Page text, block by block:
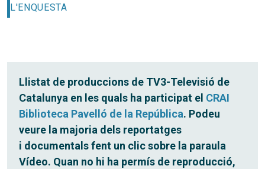
L'ENQUESTA
Llistat de produccions de TV3-Televisió de
Catalunya en les quals ha participat el CRAI
Biblioteca Pavelló de la República. Podeu
veure la majoria dels reportatges
i documentals fent un clic sobre la paraula
Vídeo. Quan no hi ha permís de reproducció,